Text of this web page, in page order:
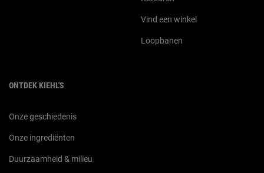
Vind een winkel
Loopbanen
ONTDEK KIEHL'S
Onze geschiedenis
Onze ingrediënten
Duurzaamheid & milieu